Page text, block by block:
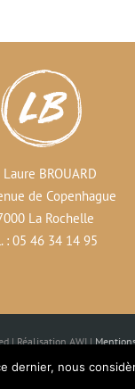
Laure BROUARD
de Copenhague
La Rochelle
: 05 46 34 14 95
| Réalisation AWI |
Facebook
X
nous